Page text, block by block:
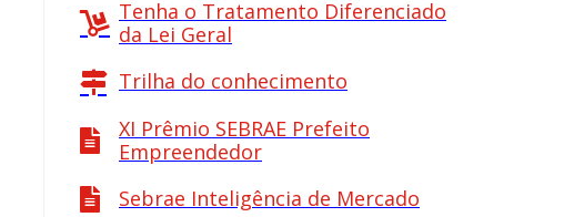
Tenha o Tratamento Diferenciado
da Lei Geral
Trilha do conhecimento
XI Prêmio SEBRAE Prefeito
Empreendedor
Sebrae Inteligência de Mercado